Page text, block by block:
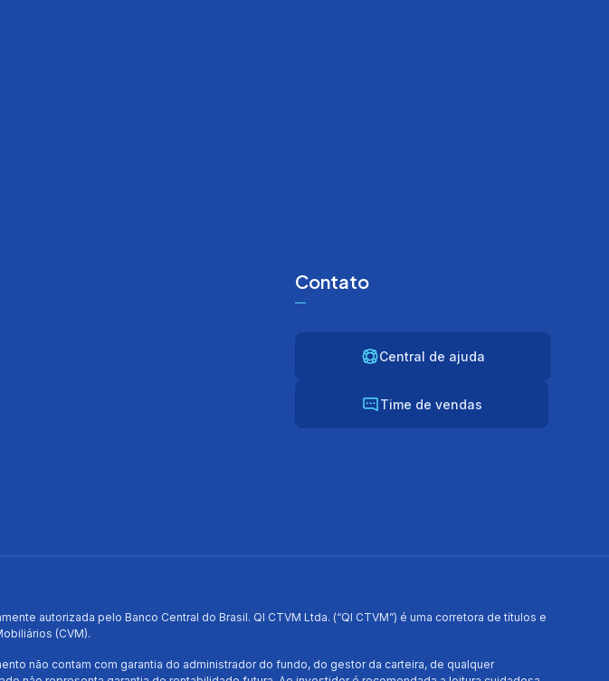
Contato
Central de ajuda
Time de vendas
autorizada pelo Banco Central do Brasil. QI CTVM Ltda. (“QI CTVM”) é uma corretora de títulos e
(CVM).
não contam com garantia do administrador do fundo, do gestor da carteira, de qualquer